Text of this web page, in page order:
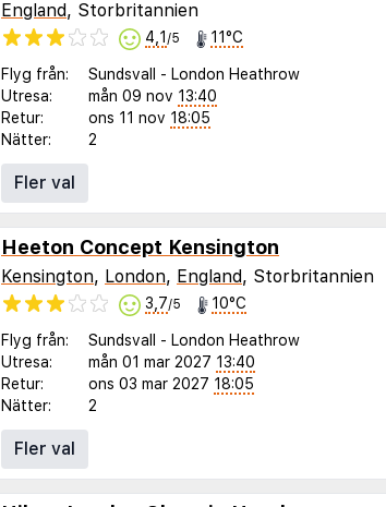
England, Storbritannien
4,1 /5 11°C
Flyg från: Sundsvall - London Heathrow
Utresa:
mån 09 nov 13:40
Retur:
ons 11 nov 18:05
Nätter:
2
Fler val
Heeton Concept Kensington
Kensington, London, England, Storbritannien
3,7/5 10°C
Flyg från: Sundsvall - London Heathrow
Utresa:
mån 01 mar 2027 13:40
Retur:
ons 03 mar 2027 18:05
Nätter:
2
Fler val